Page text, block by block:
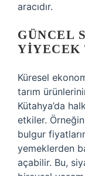
aracıdır.
GÜNCEL
Küresel
tarım
Kütahya’da
etkiler.
bulgur
yemeklerden
açabilir. Bu,